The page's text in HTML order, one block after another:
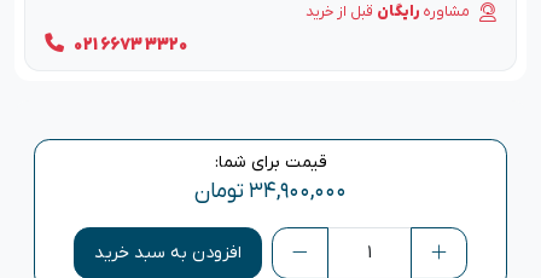
مشاوره رایگان قبل از خرید
021 6673 3320
قیمت برای شما:
۳۴,۹۰۰,۰۰۰تومان
افزودن به سبد خرید